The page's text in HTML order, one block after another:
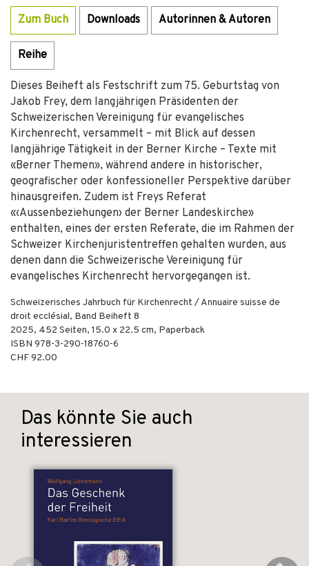
Zum Buch Downloads Autorinnen & Autoren
Reihe
Dieses Beiheft als Festschrift zum 75. Geburtstag von
Jakob Frey, dem langjährigen Präsidenten der
Schweizerischen Vereinigung für evangelisches
Kirchenrecht, versammelt – mit Blick auf dessen
langjährige Tätigkeit in der Berner Kirche – Texte mit
«Berner Themen», während andere in historischer,
geografischer oder konfessioneller Perspektive darüber
hinausgreifen. Zudem ist Freys Referat
«‹Aussenbeziehungen› der Berner Landeskirche»
enthalten, eines der ersten Referate, die im Rahmen der
Schweizer Kirchenjuristentreffen gehalten wurden, aus
denen dann die Schweizerische Vereinigung für
evangelisches Kirchenrecht hervorgegangen ist.
Schweizerisches Jahrbuch für Kirchenrecht / Annuaire suisse de
droit ecclésial, Band Beiheft 8
2025, 452 Seiten, 15.0 x 22.5 cm, Paperback
ISBN 978-3-290-18760-6
CHF 92.00
Das könnte Sie auch
interessieren